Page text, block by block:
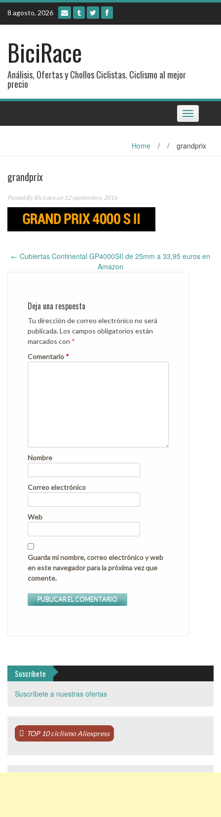
Skip
content
8 agosto, 2026
BiciRace
Análisis, Ofertas y Chollos Ciclistas. Ciclismo al mejor
precio
Toggle
navigation
Home / / grandprix
grandprix
Posted ByBiciraceon 12 septiembre, 2016
navigation
← Cubiertas Continental GP4000SII de 25mm a 33,95 euros en
Amazon
Deja una respuesta
Tu dirección de correo electrónico no será
publicada.Los campos obligatorios están
marcados con *
Comentario *
Nombre
Correo electrónico
Web
Guarda mi nombre, correo electrónico y web
en este navegador para la próxima vez que
comente.
Suscríbete
Suscríbete a nuestras ofertas
TOP 10 ciclismo Aliexpress